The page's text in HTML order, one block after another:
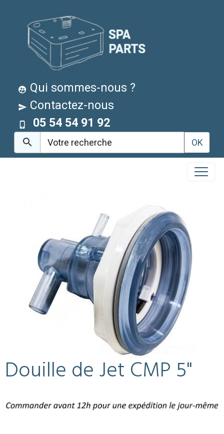
Qui sommes-nous ?
Contactez-nous
05 54 54 91 92
OK
Douille de Jet CMP 5"